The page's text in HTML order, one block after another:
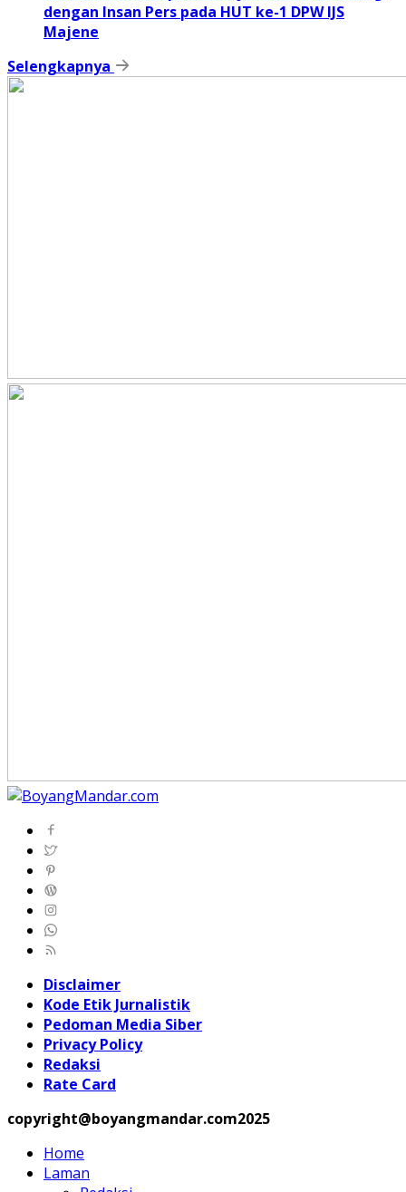
dengan Insan Pers pada HUT ke-1 DPW IJS
Majene
Selengkapnya
Disclaimer
Kode Etik Jurnalistik
Pedoman Media Siber
Privacy Policy
Redaksi
Rate Card
copyright@boyangmandar.com2025
Home
Laman